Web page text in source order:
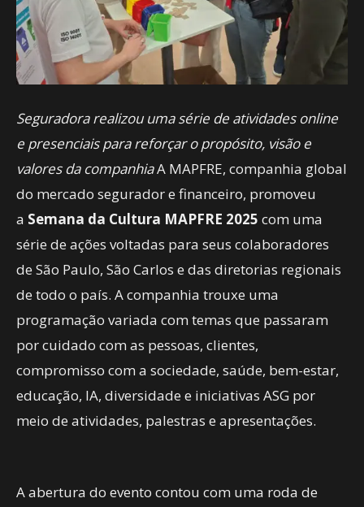
Seguradora realizou uma série de atividades online
e presenciais para reforçar o propósito, visão e
valores da companhiaA MAPFRE, companhia global
do mercado segurador e financeiro, promoveu
a Semana da Cultura MAPFRE 2025 com uma
série de ações voltadas para seus colaboradores
de São Paulo, São Carlos e das diretorias regionais
de todo o país. A companhia trouxe uma
programação variada com temas que passaram
por cuidado com as pessoas, clientes,
compromisso com a sociedade, saúde, bem-estar,
educação, IA, diversidade e iniciativas ASG por
meio de atividades, palestras e apresentações.
A abertura do evento contou com uma roda de